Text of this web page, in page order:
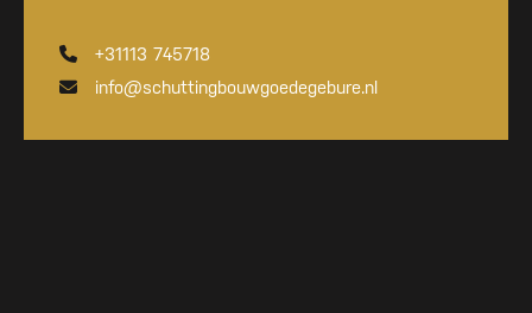
+31113 745718
info@schuttingbouwgoedegebure.nl